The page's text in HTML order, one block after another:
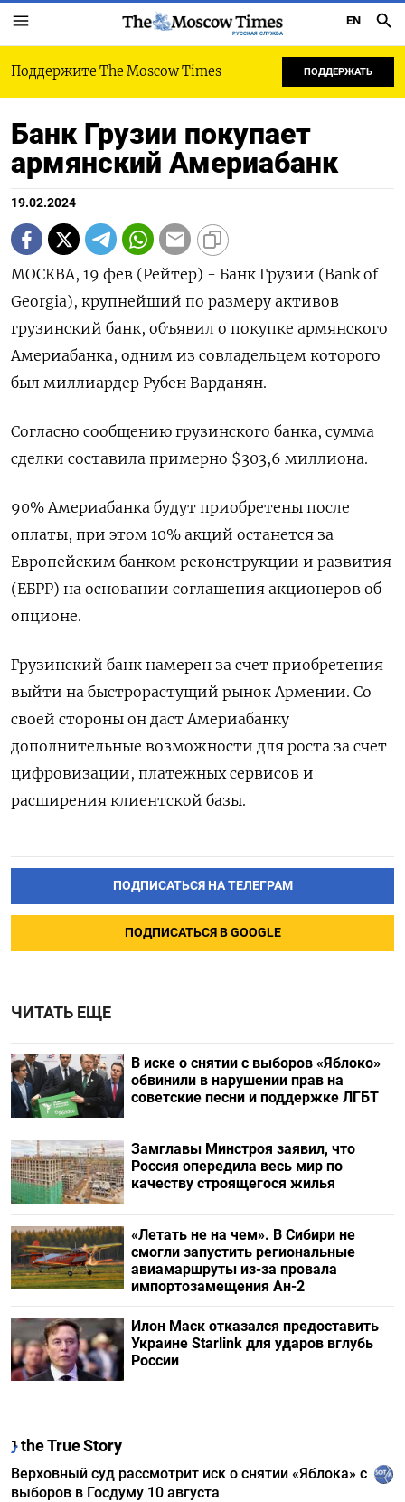
РУССКАЯ СЛУЖБА
EN
Поддержите The Moscow Times ПОДДЕРЖАТЬ
Банк Грузии покупает
армянский Америабанк
19.02.2024
МОСКВА, 19 фев (Рейтер) - Банк Грузии (Bank of
Georgia), крупнейший по размеру активов
грузинский банк, объявил о покупке армянского
Америабанка, одним из совладельцем которого
был миллиардер Рубен Варданян.
Согласно сообщению грузинского банка, сумма
сделки составила примерно $303,6 миллиона.
90% Америабанка будут приобретены после
оплаты, при этом 10% акций останется за
Европейским банком реконструкции и развития
(ЕБРР) на основании соглашения акционеров об
опционе.
Грузинский банк намерен за счет приобретения
выйти на быстрорастущий рынок Армении. Со
своей стороны он даст Америабанку
дополнительные возможности для роста за счет
цифровизации, платежных сервисов и
расширения клиентской базы.
ПОДПИСАТЬСЯ НА ТЕЛЕГРАМ
ПОДПИСАТЬСЯ В GOOGLE
ЧИТАТЬ ЕЩЕ
В иске о снятии с выборов «Яблоко»
обвинили в нарушении прав на
советские песни и поддержке ЛГБТ
Замглавы Минстроя заявил, что
Россия опередила весь мир по
качеству строящегося жилья
«Летать не на чем». В Сибири не
смогли запустить региональные
авиамаршруты из-за провала
импортозамещения Ан-2
Илон Маск отказался предоставить
Украине Starlink для ударов вглубь
России